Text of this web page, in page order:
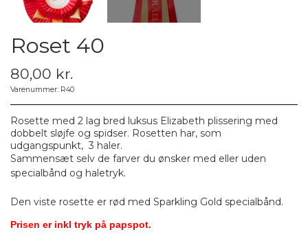
Roset 40
80,00 kr.
Varenummer: R40
Rosette med 2 lag bred luksus Elizabeth plissering med
dobbelt sløjfe og spidser. Rosetten har, som
udgangspunkt, 3 haler.
Sammensæt selv de farver du ønsker med eller uden
specialbånd og haletryk.
Den viste rosette er rød med Sparkling Gold specialbånd.
Prisen er inkl tryk på papspot.